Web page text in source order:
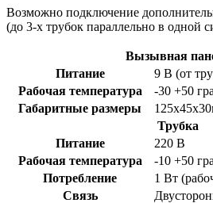
Возможно подключение
(до 3-х трубок параллельно в одной
Вызывная
Питание
9 В (от
Рабочая температура
-30 +50
Габаритные размеры
Трубка
Питание
220 В
Рабочая температура
-10 +50
Потребление
1 Вт
Связь